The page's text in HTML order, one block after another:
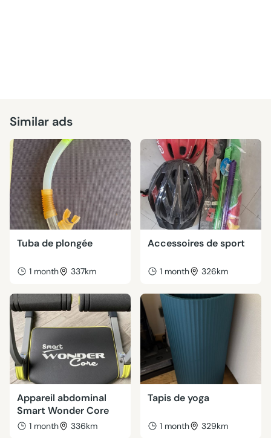
Similar ads
Tuba de plongée
1 month 337km
Accessoires de sport
1 month 326km
Appareil abdominal
Smart Wonder Core
1 month 336km
Tapis de yoga
1 month 329km